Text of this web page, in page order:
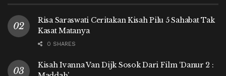
Risa Saraswati Ceritakan Kisah Pilu 5 Sahabat Tak
Kasat Matanya
0 SHARES
Kisah Ivanna Van Dijk Sosok Dari Film ‘Danur 2 :